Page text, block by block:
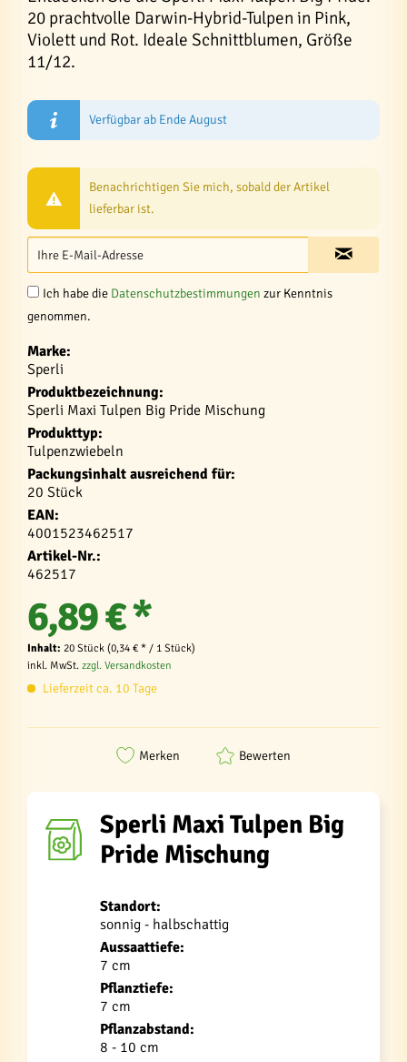
20 prachtvolle Darwin-Hybrid-Tulpen in Pink,
Violett und Rot. Ideale Schnittblumen, Größe
11/12.
Verfügbar ab Ende August
Benachrichtigen Sie mich, sobald der Artikel
lieferbar ist.
Ich habe die Datenschutzbestimmungen zur Kenntnis
genommen.
Marke:
Sperli
Produktbezeichnung:
Sperli Maxi Tulpen Big Pride Mischung
Produkttyp:
Tulpenzwiebeln
Packungsinhalt ausreichend für:
20 Stück
EAN:
4001523462517
Artikel-Nr.:
462517
6,89 € *
Inhalt: 20 Stück (0,34 € * / 1 Stück)
inkl. MwSt. zzgl. Versandkosten
Lieferzeit ca. 10 Tage
Merken Bewerten
Sperli Maxi Tulpen Big
Pride Mischung
Standort:
sonnig - halbschattig
Aussaattiefe:
7 cm
Pflanztiefe:
7 cm
Pflanzabstand:
8 - 10 cm